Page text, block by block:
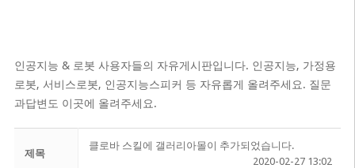
인공지능 & 로봇 사용자들의 자유게시판입니다. 인공지능, 가정용
로봇, 서비스로봇, 인공지능스피커 등 자유롭게 올려주세요. 질문
과답변도 이곳에 올려주세요.
제목
클로바 스킬에 갤러리아몰이 추가되었습니다.
2020-02-27 13:02